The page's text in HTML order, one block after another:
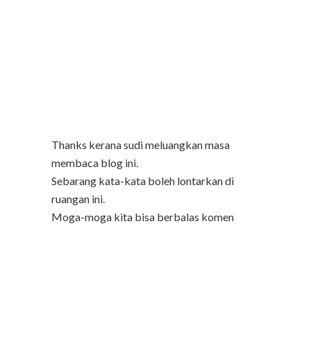
Thanks kerana sudi meluangkan masa
membaca blog ini.
Sebarang kata-kata boleh lontarkan di
ruangan ini.
Moga-moga kita bisa berbalas komen